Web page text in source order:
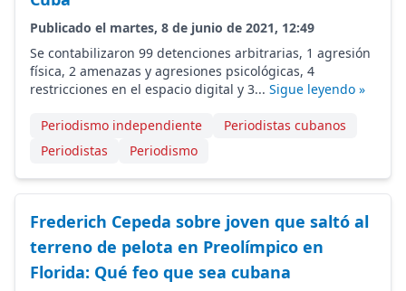
Publicado el martes, 8 de junio de 2021, 12:49
Se contabilizaron 99 detenciones arbitrarias, 1 agresión
física, 2 amenazas y agresiones psicológicas, 4
restricciones en el espacio digital y 3... Sigue leyendo »
Periodismo independiente
Periodistas cubanos
Periodistas
Periodismo
Frederich Cepeda sobre joven que saltó al
terreno de pelota en Preolímpico en
Florida: Qué feo que sea cubana